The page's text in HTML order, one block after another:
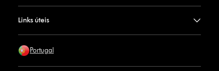
Links úteis
Portugal